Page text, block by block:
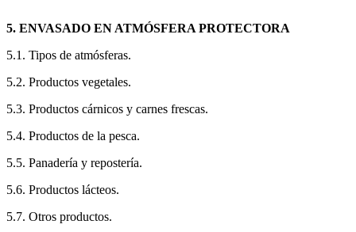
5. ENVASADO EN ATMÓSFERA PROTECTORA
5.1. Tipos de atmósferas.
5.2. Productos vegetales.
5.3. Productos cárnicos y carnes frescas.
5.4. Productos de la pesca.
5.5. Panadería y repostería.
5.6. Productos lácteos.
5.7. Otros productos.